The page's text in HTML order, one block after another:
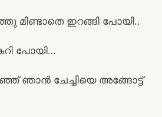
മിണ്ടാതെ ഇറങ്ങി പോയി..
പോയി…
ഞാൻ ചേച്ചിയെ അങ്ങോട്ട്